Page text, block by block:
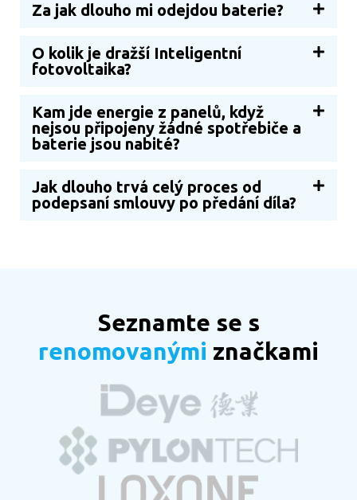
Za jak dlouho mi odejdou baterie?
O kolik je dražší Inteligentní
fotovoltaika?
Kam jde energie z panelů, když
nejsou připojeny žádné spotřebiče a
baterie jsou nabité?
Jak dlouho trvá celý proces od
podepsaní smlouvy po předání díla?
Seznamte se s
renomovanými značkami